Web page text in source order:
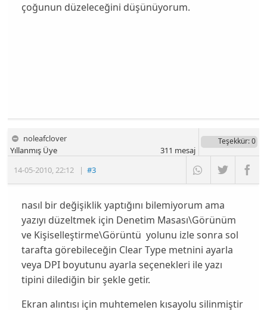
çoğunun düzeleceğini düşünüyorum.
noleafclover
14-05-2010,22:12 |#3
Yıllanmış Üye
Teşekkür: 0
311 mesaj
nasıl bir değişiklik yaptığını bilemiyorum ama
yazıyı düzeltmek için Denetim Masası\Görünüm
ve Kişiselleştirme\Görüntü yolunu izle sonra sol
tarafta görebileceğin Clear Type metnini ayarla
veya DPI boyutunu ayarla seçenekleri ile yazı
tipini dilediğin bir şekle getir.
Ekran alıntısı için muhtemelen kısayolu silinmiştir